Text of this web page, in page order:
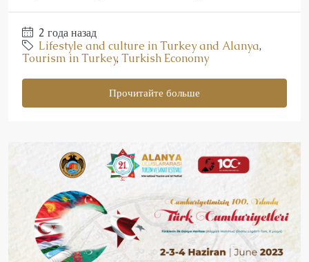
2 года назад
Lifestyle and culture in Turkey and Alanya,
Tourism in Turkey, Turkish Economy
Прочитайте больше